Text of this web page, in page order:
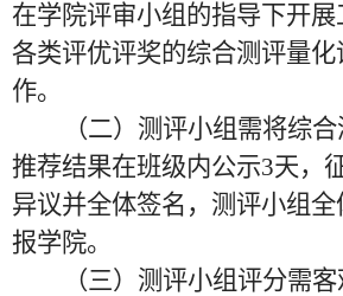
在学院评审小组的指导下开
各类评优评奖的综合测评量
作。
（二）测评小组需将综
推荐结果在班级内公示3天，
异议并全体签名，测评小组
报学院。
（三）测评小组评分需